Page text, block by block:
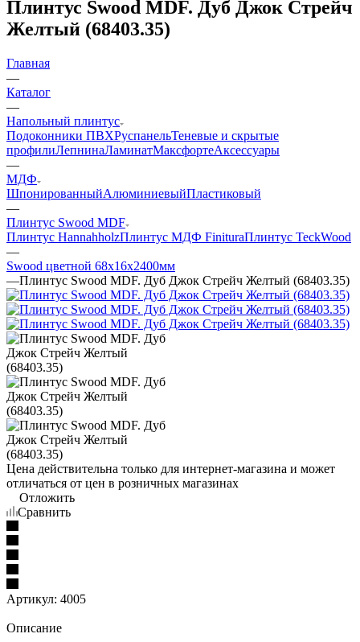
Плинтус Swood MDF. Дуб Джок Стрейч
Желтый (68403.35)
Главная
—
Каталог
—
Напольный плинтус
Подоконники ПВХРуспанельТеневые и скрытые
профилиЛепнинаЛаминатМаксфортеАксессуары
—
МДФ
ШпонированныйАлюминиевыйПластиковый
—
Плинтус Swood MDF
Плинтус HannahholzПлинтус МДФ FinituraПлинтус TeckWood
—
Swood цветной 68x16x2400мм
—Плинтус Swood MDF. Дуб Джок Стрейч Желтый (68403.35)
Цена действительна только для интернет-магазина и может
отличаться от цен в розничных магазинах
Отложить
Сравнить
Артикул: 4005
Описание